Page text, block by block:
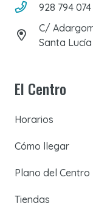
928 794 074
C/
Santa
El Centro
Horarios
Cómo llegar
Plano del Centro
Tiendas